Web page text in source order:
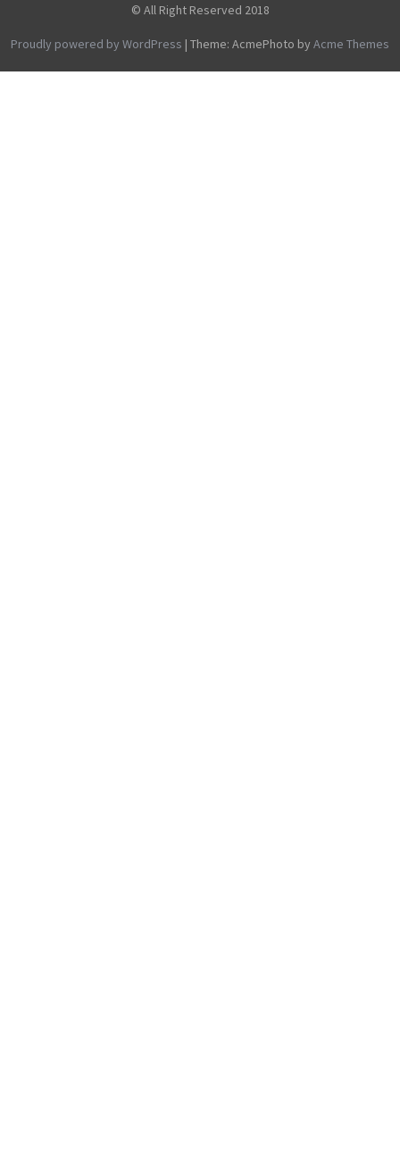
© All Right Reserved 2018
Proudly powered by WordPress | Theme: AcmePhoto by Acme Themes